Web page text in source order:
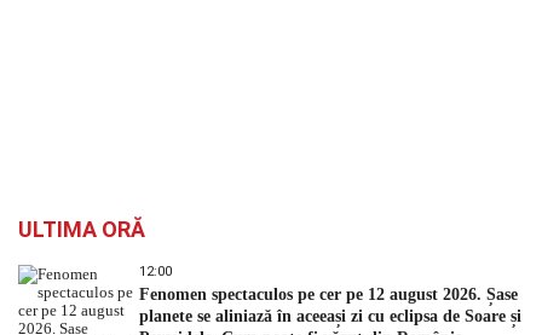
ULTIMA ORĂ
12:00
Fenomen spectaculos pe cer pe 12 august 2026. Șase
planete se aliniază în aceeași zi cu eclipsa de Soare și